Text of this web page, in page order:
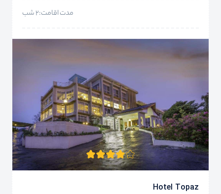
مدت اقامت:2 شب
Hotel Topaz